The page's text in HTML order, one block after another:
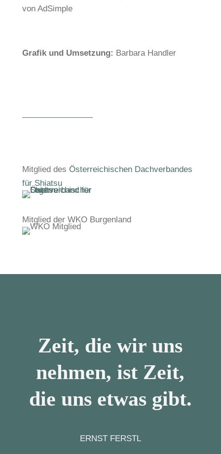
von AdSimple
Grafik und Umsetzung: Barbara Handler
Mitglied des Österreichischen Dachverbandes
für Shiatsu
Mitglied der WKO Burgenland
Zeit, die wir uns
nehmen, ist Zeit,
die uns etwas gibt.
ERNST FERSTL